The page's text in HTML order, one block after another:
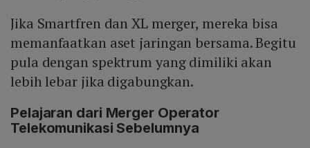
Jika Smartfren dan XL merger, mereka bisa
memanfaatkan aset jaringan bersama. Begitu
pula dengan spektrum yang dimiliki akan
lebih lebar jika digabungkan.
Pelajaran dari Merger Operator
Telekomunikasi Sebelumnya